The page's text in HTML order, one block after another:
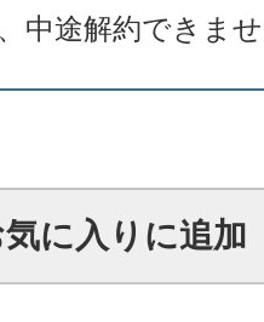
中途解約できま
気に入りに追加